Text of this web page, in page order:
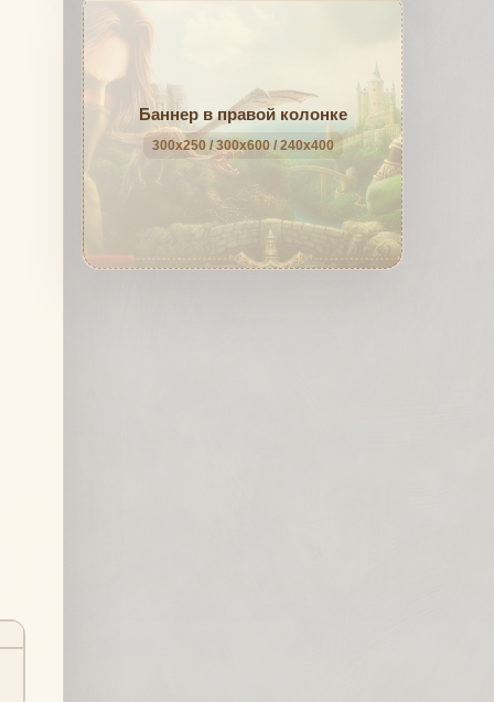
Баннер в правой колонке
300x250 / 300x600 / 240x400